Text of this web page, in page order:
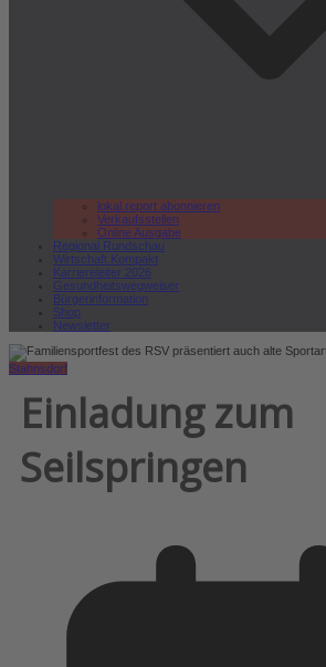
lokal.report abonnieren
Verkaufsstellen
Online Ausgabe
Regional Rundschau
Wirtschaft.Kompakt
Karriereleiter 2026
Gesundheitswegweiser
Bürgerinformation
Shop
Newsletter
Stahnsdorf
Einladung zum
Seilspringen